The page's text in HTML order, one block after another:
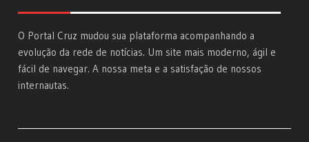
O Portal Cruz mudou sua plataforma acompanhando a
evolução da rede de notícias. Um site mais moderno, ágil e
fácil de navegar. A nossa meta e a satisfação de nossos
internautas.